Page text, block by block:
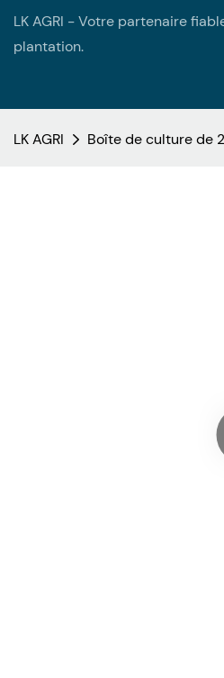
LK AGRI - Votre partenaire
plantation.
LK AGRI Boîte de culture de